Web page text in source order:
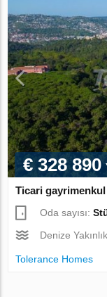
€ 328 890
Ticari
Oda sayısı:
Denize
Tolerance Homes